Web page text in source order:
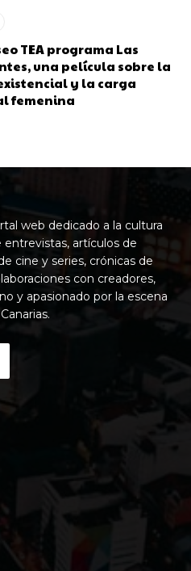
TEA programa Las
una película sobre la
y la carga
femenina
web dedicado a la cultura
artículos de
cine y series, crónicas de
con creadores,
y apasionado por la escena